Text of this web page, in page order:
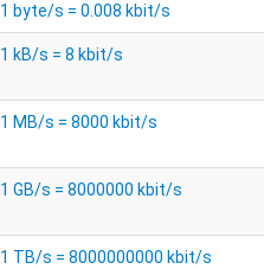
1 byte/s = 0.008 kbit/s
1 kB/s = 8 kbit/s
1 MB/s = 8000 kbit/s
1 GB/s = 8000000 kbit/s
1 TB/s = 8000000000 kbit/s